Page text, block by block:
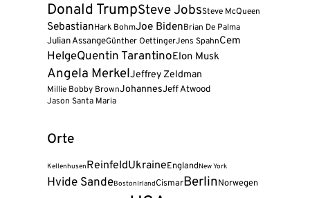
Donald TrumpSteve JobsSteve McQueen
SebastianHark BohmJoe BidenBrian De Palma
Julian AssangeGünther OettingerJens SpahnCem
HelgeQuentin TarantinoElon Musk
Angela MerkelJeffrey Zeldman
Millie Bobby BrownJohannesJeff Atwood
Jason Santa Maria
Orte
KellenhusenReinfeldUkraineEnglandNew York
Hvide SandeBostonIrlandCismarBerlinNorwegen